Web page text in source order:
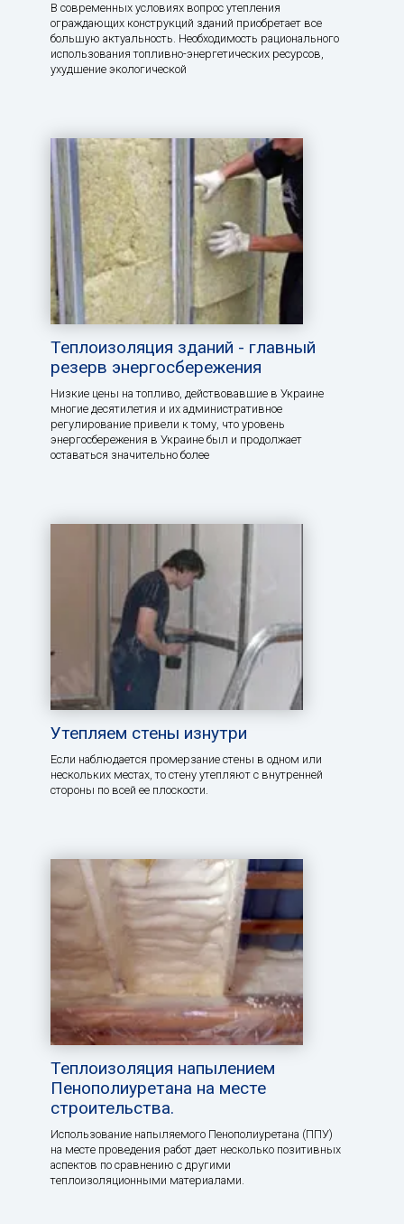
В современных условиях вопрос утепления
ограждающих конструкций зданий приобретает все
большую актуальность. Необходимость рационального
использования топливно-энергетических ресурсов,
ухудшение экологической
Теплоизоляция зданий - главный
резерв энергосбережения
Низкие цены на топливо, действовавшие в Украине
многие десятилетия и их административное
регулирование привели к тому, что уровень
энергосбережения в Украине был и продолжает
оставаться значительно более
Утепляем стены изнутри
Если наблюдается промерзание стены в одном или
нескольких местах, то стену утепляют с внутренней
стороны по всей ее плоскости.
Теплоизоляция напылением
Пенополиуретана на месте
строительства.
Использование напыляемого Пенополиуретана (ППУ)
на месте проведения работ дает несколько позитивных
аспектов по сравнению с другими
теплоизоляционными материалами.